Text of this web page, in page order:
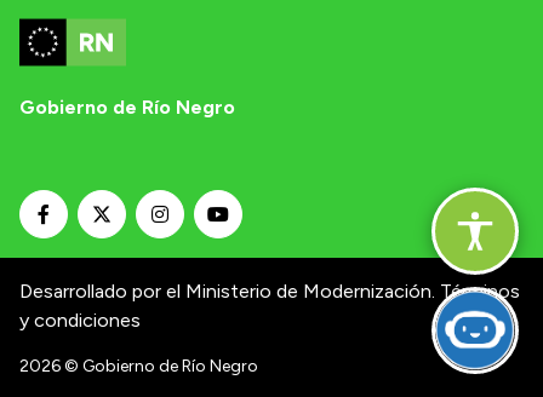
Gobierno de Río Negro
Desarrollado por el Ministerio de Modernización. Términos
y condiciones
2026© Gobierno de Río Negro